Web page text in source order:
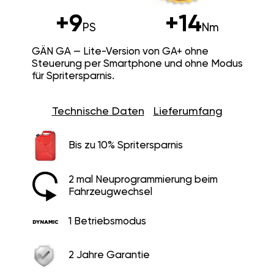
+9PS +14Nm
GÄN GA — Lite-Version von GA+ ohne
Steuerung per Smartphone und ohne Modus
für Spritersparnis.
Technische Daten Lieferumfang
Bis zu 10% Spritersparnis
2 mal Neuprogrammierung beim
Fahrzeugwechsel
1 Betriebsmodus
2 Jahre Garantie